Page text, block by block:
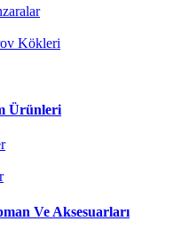
Kökleri
Ürünleri
Ve Aksesuarları